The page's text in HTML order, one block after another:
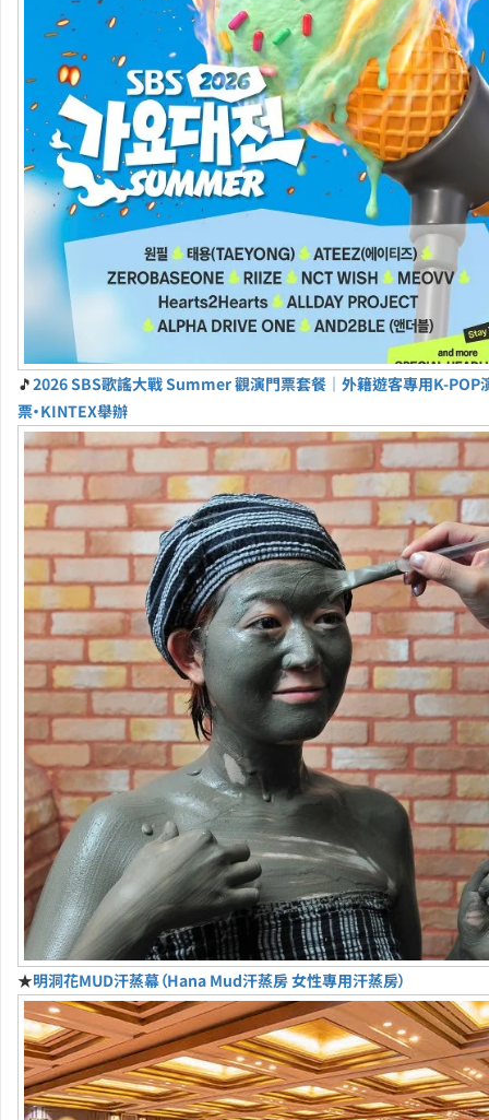
🎵2026 SBS歌謠大戰 Summer 觀演門票套餐｜外籍遊客專用K-POP
票・KINTEX舉辦
★明洞花MUD汗蒸幕（Hana Mud汗蒸房 女性專用汗蒸房）